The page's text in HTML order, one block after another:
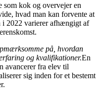
som kok og overvejer en
hvad man kan forvente at
i 2022 varierer afhængigt af
på, hvordan
og kvalifikationer.En
avancerer fra elev til
sig inden for et bestemt